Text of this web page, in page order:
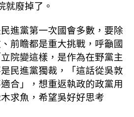
就廢掉了。
進黨第一次國會多數，要除
前瞻都是重大挑戰，呼籲國
院變這樣，是作為在野黨主
民進黨獨裁，「這話從吳敦
合」，想重返執政的政黨用
求魚，希望吳好好思考